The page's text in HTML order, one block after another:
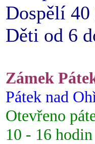
Dospělí
Děti od 6
Zámek
Pátek nad
Otevřeno
10 - 16 hodin